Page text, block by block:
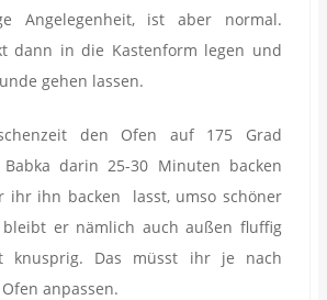
Angelegenheit, ist aber normal.
dann in die Kastenform legen und
gehen lassen.
den Ofen auf 175 Grad
darin 25-30 Minuten backen
ihr ihn backen lasst, umso schöner
er nämlich auch außen fluffig
knusprig. Das müsst ihr je nach
anpassen.